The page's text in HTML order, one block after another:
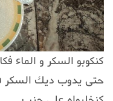
كنكوبو السكر و الماء
حتى يدوب ديك السكر